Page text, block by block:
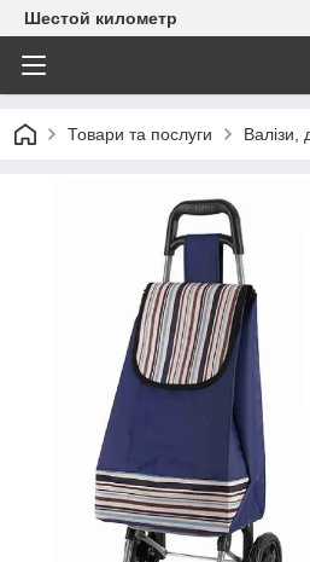
Шестой километр
Товари та послуги Валізи,